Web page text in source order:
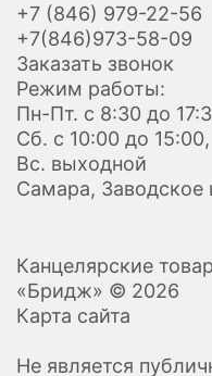
+7 (846) 979-22-56
+7(846)973-58-09
Заказать звонок
Режим работы:
Пн-Пт. с 8:30 до
Сб. с 10:00 до 15:00,
Вс. выходной
Самара, Заводское
Канцелярские
«Бридж» © 2026
Карта сайта
Не является